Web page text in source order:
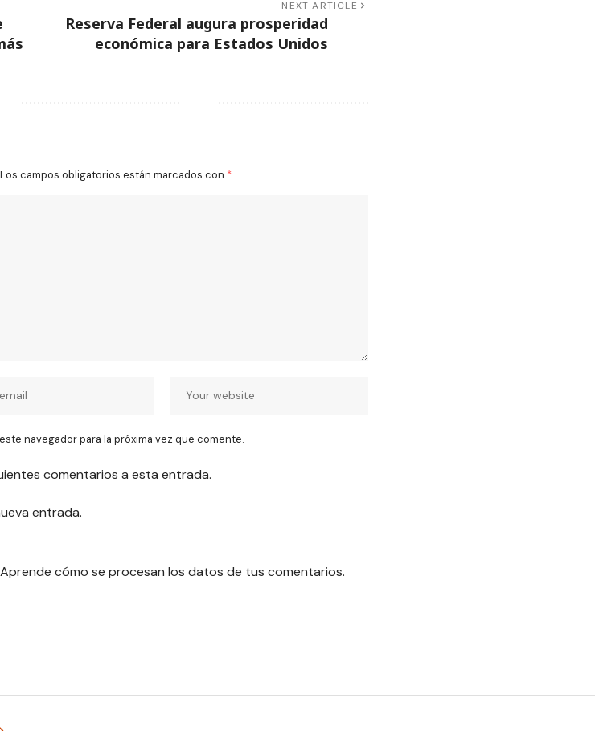
NEXT ARTICLE
Reserva Federal augura prosperidad
económica para Estados Unidos
Los campos obligatorios están marcados con *
navegador para la próxima vez que comente.
comentarios a esta entrada.
entrada.
Aprende cómo se procesan los datos de tus comentarios.